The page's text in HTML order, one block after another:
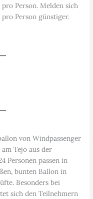
Person. Melden sich
Person günstiger.
von Windpassenger
Tejo aus der
Personen passen in
bunten Ballon in
Besonders bei
sich den Teilnehmern